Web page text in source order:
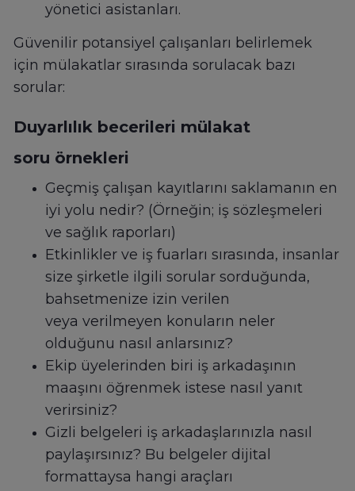
yönetici asistanları.
Güvenilir potansiyel çalışanları belirlemek
için mülakatlar sırasında sorulacak bazı
sorular:
Duyarlılık becerileri mülakat
soru örnekleri
Geçmiş çalışan kayıtlarını saklamanın en
iyi yolu nedir? (Örneğin; iş sözleşmeleri
ve sağlık raporları)
Etkinlikler ve iş fuarları sırasında, insanlar
size şirketle ilgili sorular sorduğunda,
bahsetmenize izin verilen
veya verilmeyen konuların neler
olduğunu nasıl anlarsınız?
Ekip üyelerinden biri iş arkadaşının
maaşını öğrenmek istese nasıl yanıt
verirsiniz?
Gizli belgeleri iş arkadaşlarınızla nasıl
paylaşırsınız? Bu belgeler dijital
formattaysa hangi araçları